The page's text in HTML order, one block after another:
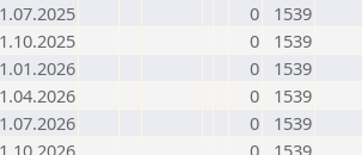
0
1539
0
1539
0
1539
0
1539
0
1539
0 1539